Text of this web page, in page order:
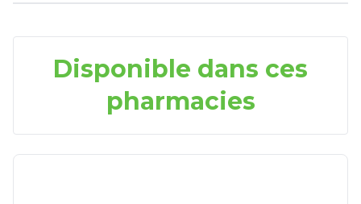
Disponible dans ces
pharmacies